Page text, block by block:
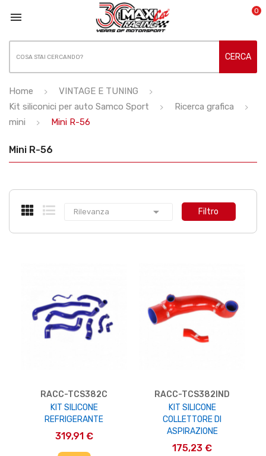
 0
CERCA
Home
VINTAGE E TUNING
Kit siliconici per auto Samco Sport
Ricerca grafica
mini
Mini R-56
Mini R-56
Rilevanza  Filtro
RACC-TCS382C
KIT SILICONE
REFRIGERANTE
319,91 €
AGGIUNGI AL CARRELLO
RACC-TCS382IND
KIT SILICONE
COLLETTORE DI
ASPIRAZIONE
175,23 €